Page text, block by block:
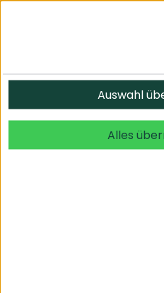
© 2026 undefined.
Auswahl
Alles